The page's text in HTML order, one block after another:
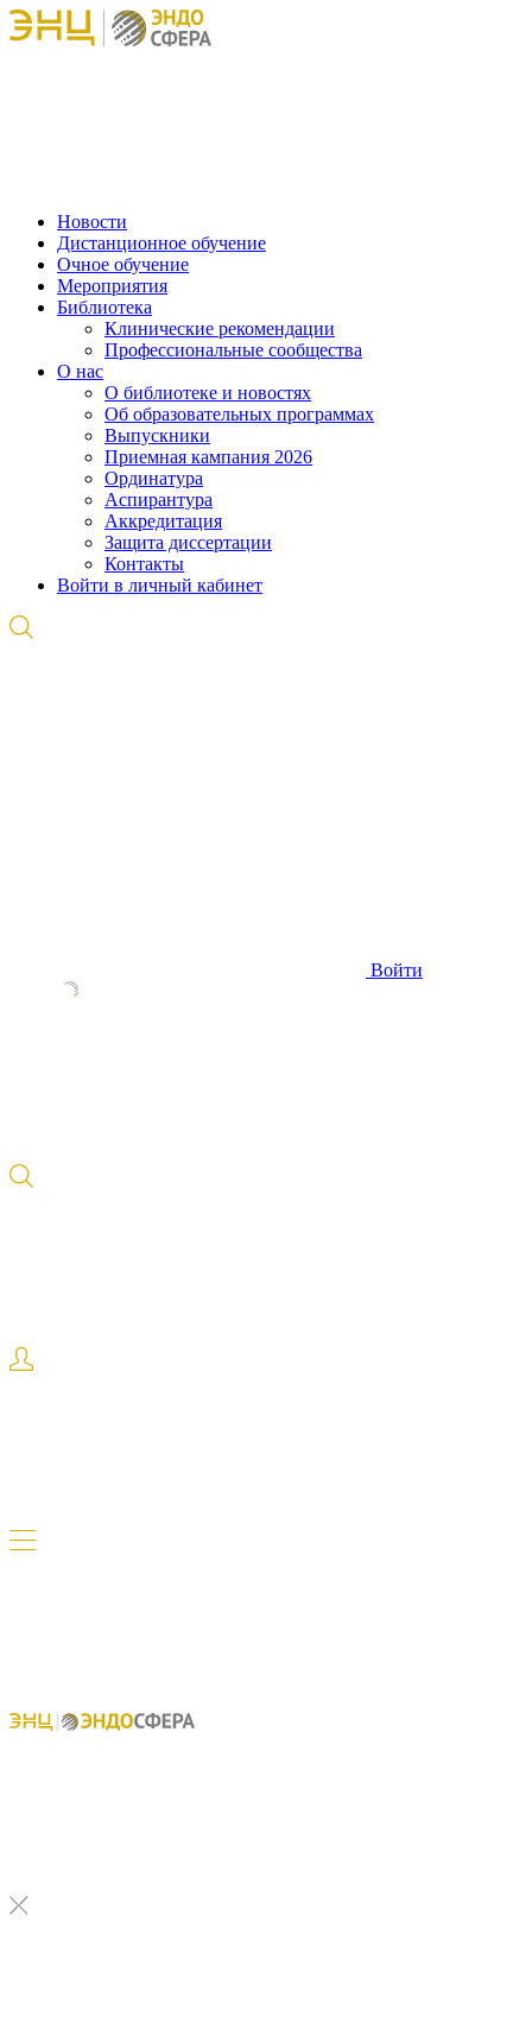
Новости
Дистанционное обучение
Очное обучение
Мероприятия
Библиотека
Клинические рекомендации
Профессиональные сообщества
О нас
О библиотеке и новостях
Об образовательных программах
Выпускники
Приемная кампания 2026
Ординатура
Аспирантура
Аккредитация
Защита диссертации
Контакты
Войти в личный кабинет
Войти